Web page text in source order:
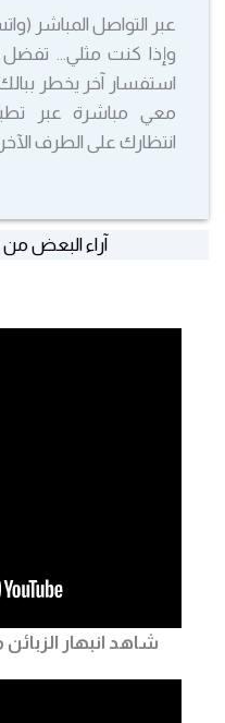
عبر التواصل المباشر
وإذا كنت مثلي… تفضل
استفسار آخر يخطر
معي مباشرة عبر
انتظارك على الطرف
آراء البعض من
شاهد انبهار